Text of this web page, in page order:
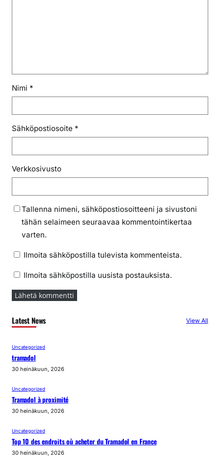
Nimi *
Sähköpostiosoite *
Verkkosivusto
Tallenna nimeni, sähköpostiosoitteeni ja sivustoni
tähän selaimeen seuraavaa kommentointikertaa
varten.
Ilmoita sähköpostilla tulevista kommenteista.
Ilmoita sähköpostilla uusista postauksista.
Latest News View All
Uncategorized
tramadol
30 heinäkuun, 2026
Uncategorized
Tramadol à proximité
30 heinäkuun, 2026
Uncategorized
Top 10 des endroits où acheter du Tramadol en France
30 heinäkuun, 2026